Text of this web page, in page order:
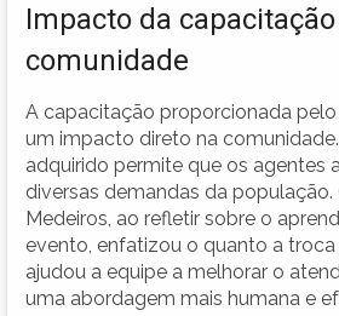
Impacto da
comunidade
A capacitação proporcionada
um impacto direto na
adquirido permite que os agentes
diversas demandas da população.
Medeiros, ao refletir sobre o
evento, enfatizou o quanto a troca
ajudou a equipe a melhorar o
uma abordagem mais humana e